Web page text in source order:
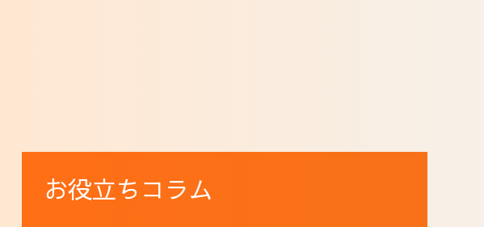
お役立ちコラム